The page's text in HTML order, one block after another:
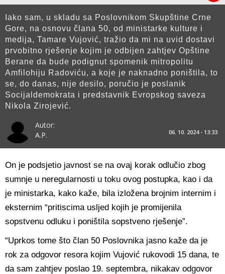
Iako sam, u skladu sa Poslovnikom Skupštine Crne
Gore, na osnovu člana 50, od ministarke kulture i
medija, Tamare Vujović, tražio da mi na uvid dostavi
prvobitno rješenje kojim je odbijen zahtjev Opštine
Berane da bude podignut spomenik mitropolitu
Amfilohiju Radoviću, a koje je naknadno poništila, to
se, do danas, nije desilo, poručio je poslanik
Socijaldemokrata i predstavnik Evropskog saveza
Nikola Zirojević.
Autor:
A.P.
06. 10. 2024 - 13:33
On je podsjetio javnost se na ovaj korak odlučio zbog
sumnje u neregularnosti u toku ovog postupka, kao i da
je ministarka, kako kaže, bila izložena brojnim internim i
eksternim “pritiscima usljed kojih je promijenila
sopstvenu odluku i poništila sopstveno rješenje”.
“Uprkos tome što član 50 Poslovnika jasno kaže da je
rok za odgovor resora kojim Vujović rukovodi 15 dana, te
da sam zahtjev poslao 19. septembra, nikakav odgovor